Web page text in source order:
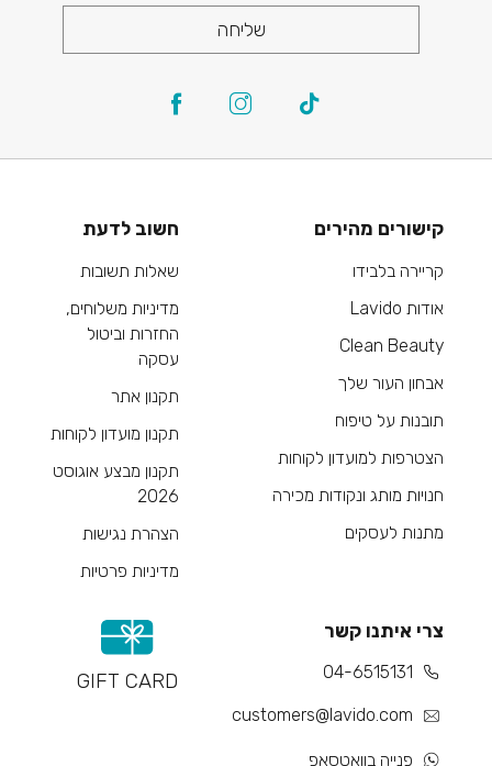
שליחה
קישורים מהירים
קריירה בלבידו
אודות Lavido
Clean Beauty
אבחון העור שלך
תובנות על טיפוח
הצטרפות למועדון לקוחות
חנויות מותג ונקודות מכירה
מתנות לעסקים
חשוב לדעת
שאלות תשובות
מדיניות משלוחים,
החזרות וביטול
עסקה
תקנון אתר
תקנון מועדון לקוחות
תקנון מבצע אוגוסט
2026
הצהרת נגישות
מדיניות פרטיות
צרי איתנו קשר
04-6515131
customers@lavido.com
פנייה בוואטסאפ
GIFT CARD